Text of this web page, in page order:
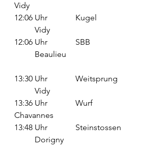
Vidy
12:06 Uhr		Kugel
	Vidy
12:06 Uhr		SBB
	Beaulieu
13:30 Uhr		Weitsprung
	Vidy
13:36 Uhr		Wurf
Chavannes
13:48 Uhr		Steinstossen
	Dorigny